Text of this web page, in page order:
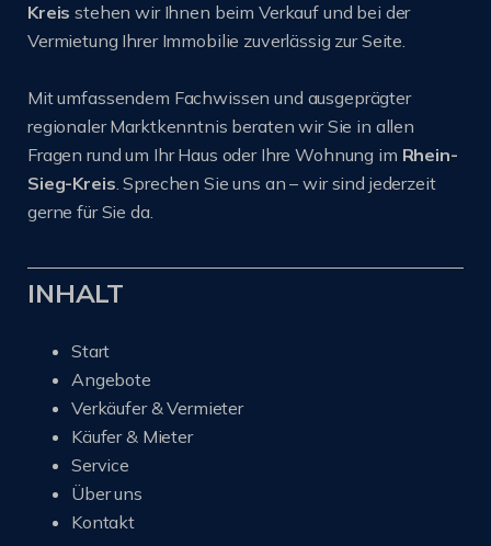
Kreisstehen wir Ihnen beim Verkauf und bei der
Vermietung Ihrer Immobilie zuverlässig zur Seite.
Mit umfassendem Fachwissen und ausgeprägter
regionaler Marktkenntnis beraten wir Sie in allen
Fragen rund um Ihr Haus oder Ihre Wohnung im Rhein-
Sieg-Kreis. Sprechen Sie uns an – wir sind jederzeit
gerne für Sie da.
INHALT
Start
Angebote
Verkäufer & Vermieter
Käufer & Mieter
Service
Über uns
Kontakt